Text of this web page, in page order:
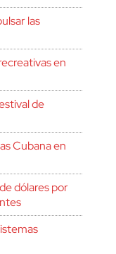
las
en
de
Cubana en
dólares por